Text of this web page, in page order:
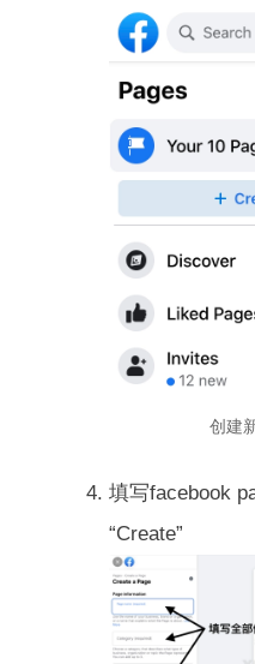
创建
填写facebook
“Create”